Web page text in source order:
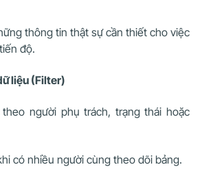
thông tin thật sự cần thiết cho việc
độ.
liệu (Filter)
người phụ trách, trạng thái hoặc
có nhiều người cùng theo dõi bảng.